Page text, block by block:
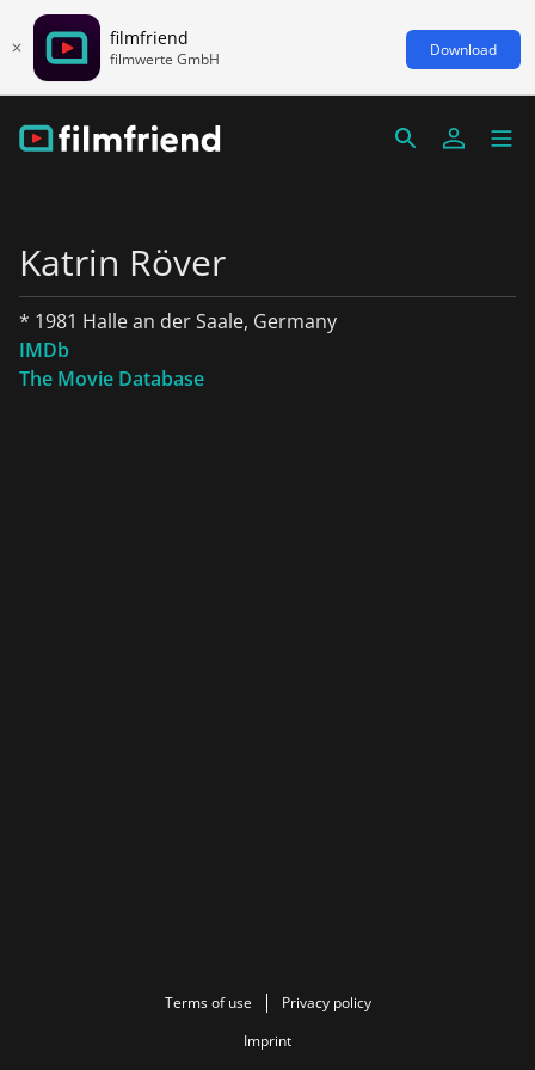
filmfriend
filmwerte GmbH Download
Katrin Röver
* 1981 Halle an der Saale, Germany
IMDb
The Movie Database
Terms of use
Privacy policy
Imprint